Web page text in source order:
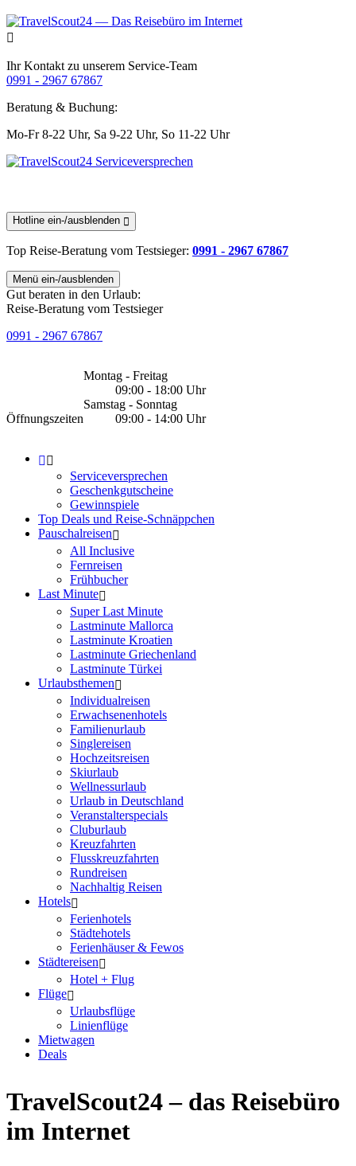
Ihr Kontakt zu unserem Service-Team
0991 - 2967 67867
Beratung & Buchung:
Mo-Fr 8-22 Uhr, Sa 9-22 Uhr, So 11-22 Uhr
Hotline ein-/ausblenden
Top Reise-Beratung vom Testsieger: 0991 - 2967 67867
Menü ein-/ausblenden
Gut beraten in den Urlaub:
Reise-Beratung vom Testsieger
0991 - 2967 67867
Öffnungszeiten
Montag - Freitag
09:00 - 18:00 Uhr
Samstag - Sonntag
09:00 - 14:00 Uhr
Serviceversprechen
Geschenkgutscheine
Gewinnspiele
Top Deals und Reise-Schnäppchen
Pauschalreisen
All Inclusive
Fernreisen
Frühbucher
Last Minute
Super Last Minute
Lastminute Mallorca
Lastminute Kroatien
Lastminute Griechenland
Lastminute Türkei
Urlaubsthemen
Individualreisen
Erwachsenenhotels
Familienurlaub
Singlereisen
Hochzeitsreisen
Skiurlaub
Wellnessurlaub
Urlaub in Deutschland
Veranstalterspecials
Cluburlaub
Kreuzfahrten
Flusskreuzfahrten
Rundreisen
Nachhaltig Reisen
Hotels
Ferienhotels
Städtehotels
Ferienhäuser & Fewos
Städtereisen
Hotel + Flug
Flüge
Urlaubsflüge
Linienflüge
Mietwagen
Deals
TravelScout24 – das Reisebüro
im Internet